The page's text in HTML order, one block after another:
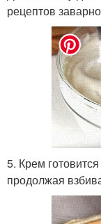
рецептов
5. Крем
продолжая